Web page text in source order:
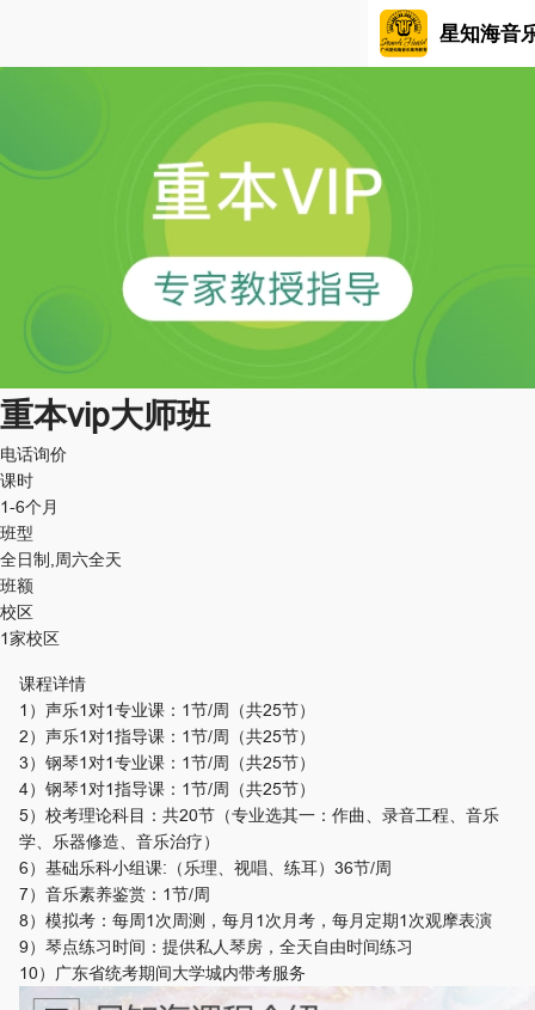
星知海音
重本vip大师班
电话询价
课时
1-6个月
班型
全日制,周六全天
班额
校区
1家校区
课程详情
1）声乐1对1专业课：1节/周（共25节）
2）声乐1对1指导课：1节/周（共25节）
3）钢琴1对1专业课：1节/周（共25节）
4）钢琴1对1指导课：1节/周（共25节）
5）校考理论科目：共20节（专业选其一：作曲、录音工程、音乐
学、乐器修造、音乐治疗）
6）基础乐科小组课:（乐理、视唱、练耳）36节/周
7）音乐素养鉴赏：1节/周
8）模拟考：每周1次周测，每月1次月考，每月定期1次观摩表演
9）琴点练习时间：提供私人琴房，全天自由时间练习
10）广东省统考期间大学城内带考服务